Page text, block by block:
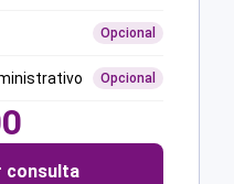
Opcional
Opcional
consulta